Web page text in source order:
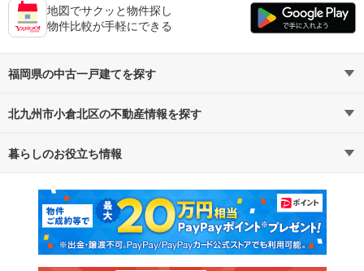
地図でサクッと物件探し
物件比較が手軽にできる
福岡県の中古一戸建てを探す
路線・駅から探す 地域から探す
通勤・通学時間から探す
北九州市小倉北区の不動産情報を探す
不動産・住宅
新築マンション 中古マンション
新築一戸建て 中古一戸建て
暮らしのお役立ち情報
マンションカタログ 教えて！住まいの先生